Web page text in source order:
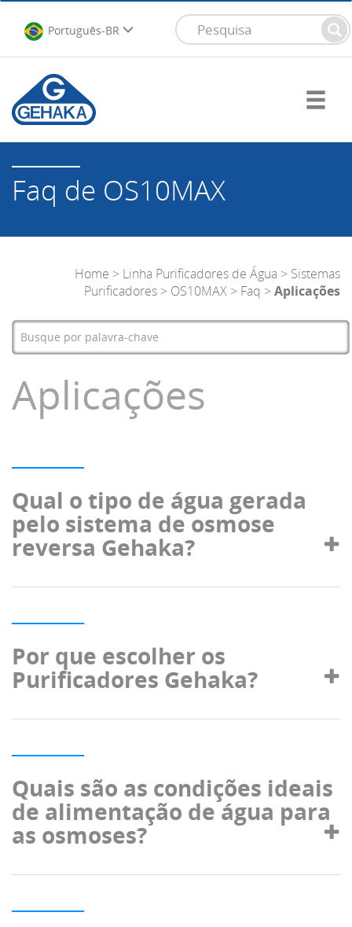
Português-BR
Faq de OS10MAX
Home > Linha Purificadores de Água > Sistemas
Purificadores > OS10MAX > Faq >Aplicações
Aplicações
Qual o tipo de água gerada
pelo sistema de osmose
reversa Gehaka?
Por que escolher os
Purificadores Gehaka?
Quais são as condições ideais
de alimentação de água para
as osmoses?